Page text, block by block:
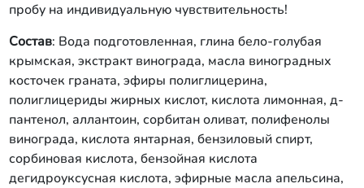
пробу на индивидуальную чувствительность!
Состав: Вода подготовленная, глина бело-голубая
крымская, экстракт винограда, масла виноградных
косточек граната, эфиры полиглицерина,
полиглицериды жирных кислот, кислота лимонная, д-
пантенол, аллантоин, сорбитан оливат, полифенолы
винограда, кислота янтарная, бензиловый спирт,
сорбиновая кислота, бензойная кислота
дегидроуксусная кислота, эфирные масла апельсина,